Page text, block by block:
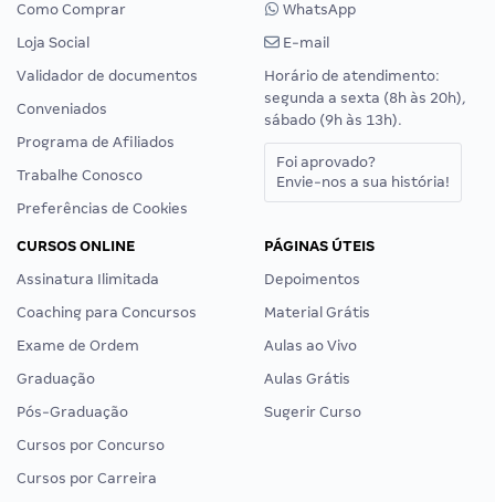
Como Comprar
Loja Social
Validador de documentos
Conveniados
Programa de Afiliados
Trabalhe Conosco
Preferências de Cookies
WhatsApp
E-mail
Horário de atendimento:
segunda a sexta (8h às 20h),
sábado (9h às 13h).
Foi aprovado?
Envie-nos a sua história!
CURSOS ONLINE
Assinatura Ilimitada
Coaching para Concursos
Exame de Ordem
Graduação
Pós-Graduação
Cursos por Concurso
Cursos por Carreira
PÁGINAS ÚTEIS
Depoimentos
Material Grátis
Aulas ao Vivo
Aulas Grátis
Sugerir Curso